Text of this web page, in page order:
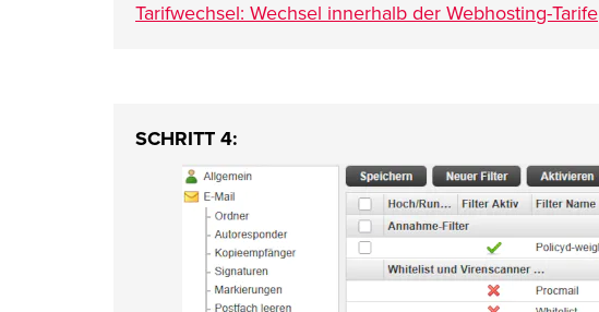
Tarifwechsel: Wechsel innerhalb der Webhosting-Tarife
SCHRITT 4: